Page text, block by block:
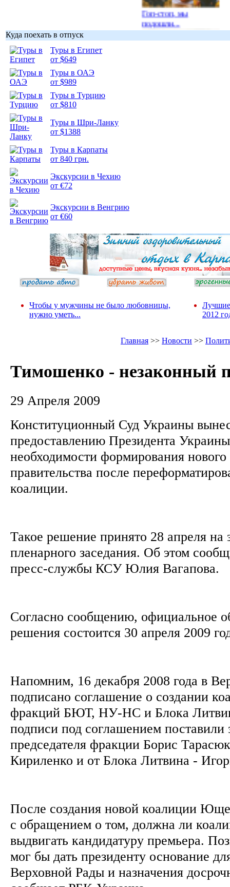
Гоп-стоп, мы
подошли...
Куда поехать в отпуск
Туры в Египет
от $649
Туры в ОАЭ
от $989
Туры в Турцию
от $810
Туры в Шри-Ланку
от $1388
Туры в Карпаты
от 840 грн.
Экскурсии в Чехию
от €72
Экскурсии в Венгрию
от €60
Чтобы у мужчины не было любовницы,
нужно уметь...
Лучшие
2012
Главная >> Новости >>
Тимошенко - незаконный
29 Апреля 2009
Конституционный Суд Украины
предоставлению Президента
необходимости формирования нового
правительства после
коалиции.
Такое решение принято 28 апреля на
пленарного заседания. Об этом
пресс-службы КСУ Юлия Вагапова.
Согласно сообщению, официальное
решения состоится 30 апреля 2009
Напомним, 16 декабря 2008 года в
подписано соглашение о создании
фракций БЮТ, НУ-НС и Блока
подписи под соглашением поставили
председателя фракции Борис
Кириленко и от Блока Литвина -
После создания новой коалиции
с обращением о том, должна ли
выдвигать кандидатуру премьера.
мог бы дать президенту основание
Верховной Рады и назначения